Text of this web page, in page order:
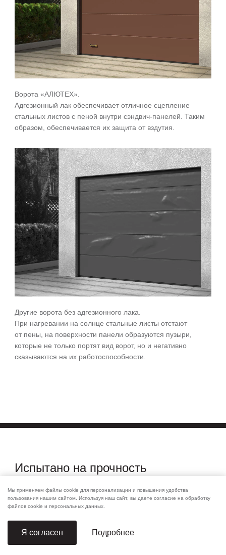
Ворота «АЛЮТЕХ».
Адгезионный лак обеспечивает отличное сцепление
стальных листов с пеной внутри сэндвич-панелей. Таким
образом, обеспечивается их защита от вздутия.
Другие ворота без адгезионного лака.
При нагревании на солнце стальные листы отстают
от пены, на поверхности панели образуются пузыри,
которые не только портят вид ворот, но и негативно
сказываются на их работоспособности.
Испытано на прочность
Петли конструкции «гнутый лист» обеспечивают воротам
Prestige дополнительную прочность. Жесткое соединение
показали, что одна петля выдерживает нагрузку
Мы применяем файлы cookie для персонализации и повышения удобства
пользования нашим сайтом. Используя наш сайт, вы даете согласие на обработку
файлов cookie и персональных данных.
Я согласен Подробнее